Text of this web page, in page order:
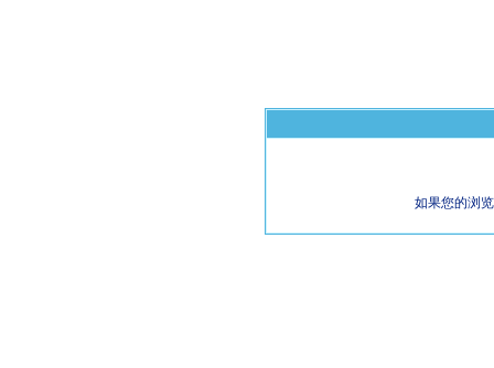
如果您的浏